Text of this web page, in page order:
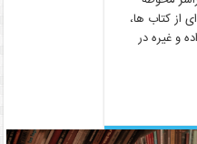
از کتاب­ ها،
و غیره در